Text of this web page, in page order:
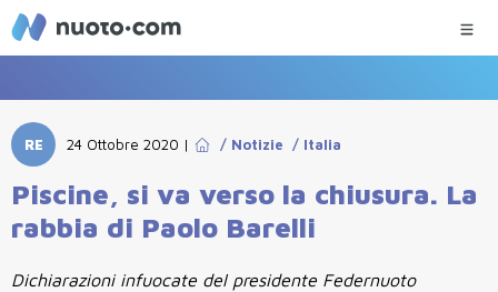
RE 24 Ottobre 2020 | / Notizie / Italia
Piscine, si va verso la chiusura. La
rabbia di Paolo Barelli
Dichiarazioni infuocate del presidente Federnuoto